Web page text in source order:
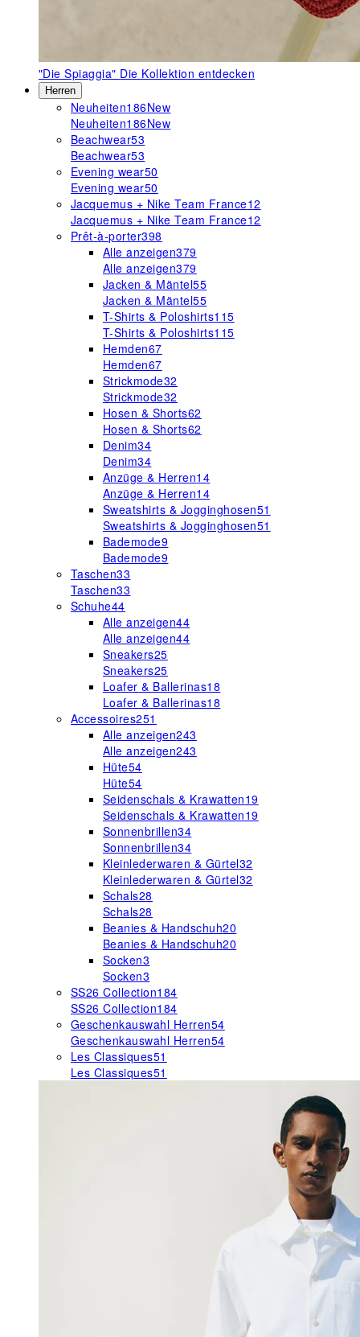
"Die Spiaggia" Die Kollektion entdecken
Herren
Neuheiten186New
Neuheiten186New
Beachwear53
Beachwear53
Evening wear50
Evening wear50
Jacquemus + Nike Team France12
Jacquemus + Nike Team France12
Prêt-à-porter398
Alle anzeigen379
Alle anzeigen379
Jacken & Mäntel55
Jacken & Mäntel55
T-Shirts & Poloshirts115
T-Shirts & Poloshirts115
Hemden67
Hemden67
Strickmode32
Strickmode32
Hosen & Shorts62
Hosen & Shorts62
Denim34
Denim34
Anzüge & Herren14
Anzüge & Herren14
Sweatshirts & Jogginghosen51
Sweatshirts & Jogginghosen51
Bademode9
Bademode9
Taschen33
Taschen33
Schuhe44
Alle anzeigen44
Alle anzeigen44
Sneakers25
Sneakers25
Loafer & Ballerinas18
Loafer & Ballerinas18
Accessoires251
Alle anzeigen243
Alle anzeigen243
Hüte54
Hüte54
Seidenschals & Krawatten19
Seidenschals & Krawatten19
Sonnenbrillen34
Sonnenbrillen34
Kleinlederwaren & Gürtel32
Kleinlederwaren & Gürtel32
Schals28
Schals28
Beanies & Handschuh20
Beanies & Handschuh20
Socken3
Socken3
SS26 Collection184
SS26 Collection184
Geschenkauswahl Herren54
Geschenkauswahl Herren54
Les Classiques51
Les Classiques51